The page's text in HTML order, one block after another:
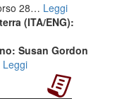
28… Leggi
(ITA/ENG):
Susan Gordon
Leggi